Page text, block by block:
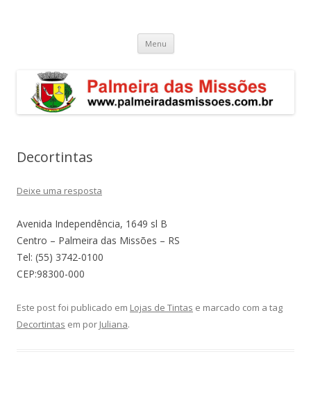
Menu Pular
o
Decortintas
Deixe uma resposta
Avenida Independência, 1649 sl B
Centro – Palmeira das Missões – RS
Tel: (55) 3742-0100
CEP:98300-000
Este post foi publicado em Lojas de Tintas e marcado com a tag
Decortintas em por Juliana.